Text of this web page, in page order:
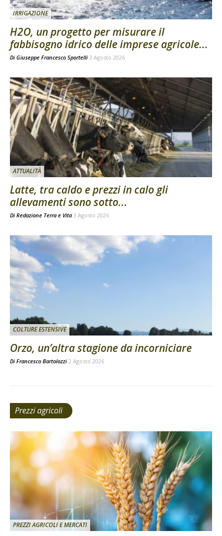
IRRIGAZIONE
H2O, un progetto per misurare il
fabbisogno idrico delle imprese agricole...
Di Giuseppe Francesco Sportelli 3 Agosto 2026
ATTUALITÀ
Latte, tra caldo e prezzi in calo gli
allevamenti sono sotto...
Di Redazione Terra e Vita 3 Agosto 2026
COLTURE ESTENSIVE
Orzo, un’altra stagione da incorniciare
Di Francesco Bartolozzi 2 Agosto 2026
Prezzi agricoli
PREZZI AGRICOLI E MERCATI